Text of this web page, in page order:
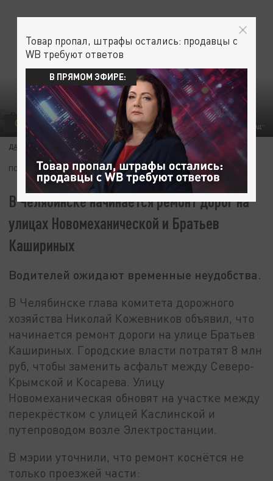
ФОТО: "ЦАРЬГРАД"
ОБЩЕСТВО
ДАНИЛА ЛИ 30 МАЯ 04:32
ПОДПИШИТЕСЬ:
В Челябинске начинается ремонт дорог на
улицах Новомеханической и Братьев
Кашириных
Водителей ожидают временные неудобства.
В Челябинске глава комитета дорожного
хозяйства Николай Кожевников объявил, что
начинается ремонт дороги на улице Братьев
Кашириных. Городские власти потратят 8 млн
руб, чтобы заменить асфальт между Северо-
Крымской и Косарева. Улицу
Новомеханическая обновят на участке между
перекрёстком с улицей Каслинской и
путепроводом возле Электростанции.
В мэрии уточнили, что ремонт коснётся не
только проезжей части:
Товар пропал, штрафы остались: продавцы с
WB требуют ответов
В ПРЯМОМ ЭФИРЕ: